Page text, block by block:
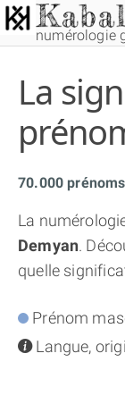
numérologie
La
70.000 prénoms
La
Demyan.
quelle
Prénom
infoLangue,
THÈME